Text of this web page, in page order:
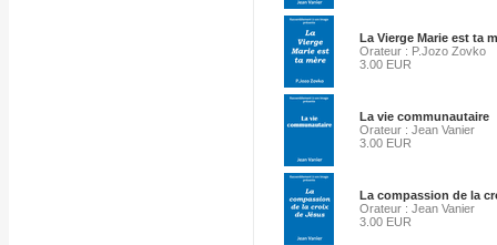
La Vierge Marie est ta
Orateur : P.Jozo Zovko
3.00 EUR
La vie communautaire
Orateur : Jean Vanier
3.00 EUR
La compassion de la
Orateur : Jean Vanier
3.00 EUR